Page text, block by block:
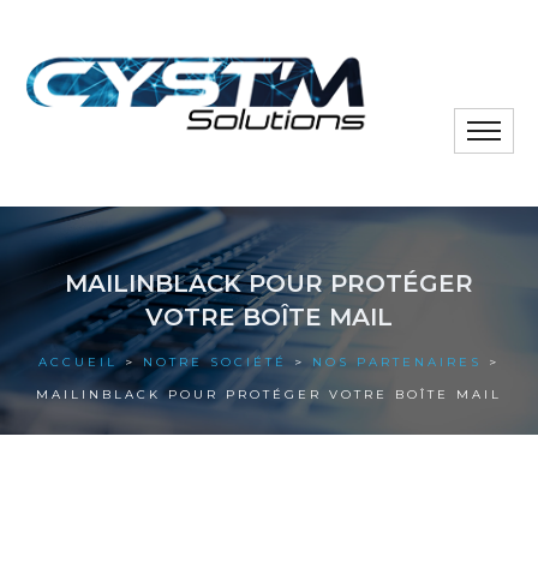
Notre société
Nos solutions
Nos actus
Nos références
Toggle
MAILINBLACK POUR PROTÉGER
VOTRE BOÎTE MAIL
ACCUEIL > NOTRE SOCIÉTÉ > NOS PARTENAIRES >
MAILINBLACK POUR PROTÉGER VOTRE BOÎTE MAIL